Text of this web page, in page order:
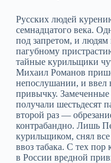
Русских людей
семнадцатого века.
под запретом, и людям
пагубному
тайные курильщики
Михаил Романов
непослушании, и ввел
привычку.
получали шестьдесят
второй раз —
контрабандно. Лишь
курильщиком, снял
ввоз табака. С тех пор
в России вредной